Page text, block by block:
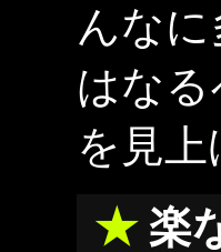
んな
はな
を見
楽